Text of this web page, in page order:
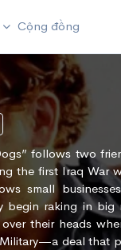
Cộng đồng
follows two
the first Iraq War
small
begin raking in big
their heads
deal that